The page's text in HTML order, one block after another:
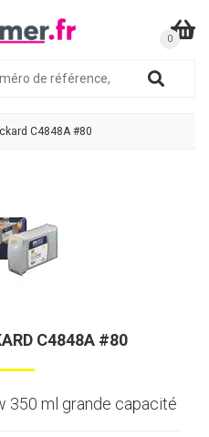
C4848A #80
C4848A #80
350 ml grande capacité